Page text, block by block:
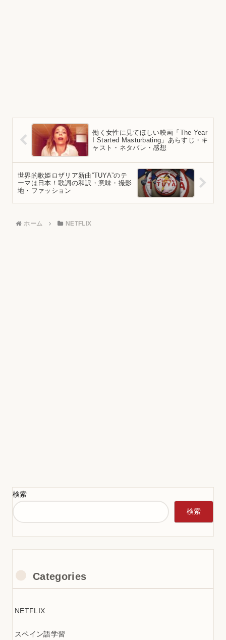
働く女性に見てほしい映画「The Year
I Started Masturbating」あらすじ・キ
ャスト・ネタバレ・感想
世界的歌姫ロザリア新曲”TUYA”のテ
ーマは日本！歌詞の和訳・意味・撮影
地・ファッション
ホーム NETFLIX
検索
検索
Categories
NETFLIX
スペイン語学習